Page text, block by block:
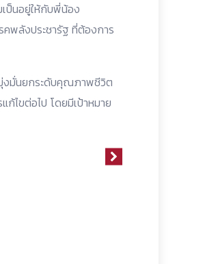
ป็นอยู่ให้กับพี่น้อง
พลังประชารัฐ ที่ต้องการ
มุ่งมั่นยกระดับคุณภาพชีวิต
ไขต่อไป โดยมีเป้าหมาย